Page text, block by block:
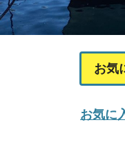
お気
お気に